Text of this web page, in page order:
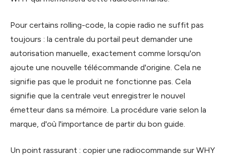
Pour certains rolling-code, la copie radio ne suffit pas
toujours : la centrale du portail peut demander une
autorisation manuelle, exactement comme lorsqu'on
ajoute une nouvelle télécommande d'origine. Cela ne
signifie pas que le produit ne fonctionne pas. Cela
signifie que la centrale veut enregistrer le nouvel
émetteur dans sa mémoire. La procédure varie selon la
marque, d'où l'importance de partir du bon guide.
Un point rassurant : copier une radiocommande sur WHY